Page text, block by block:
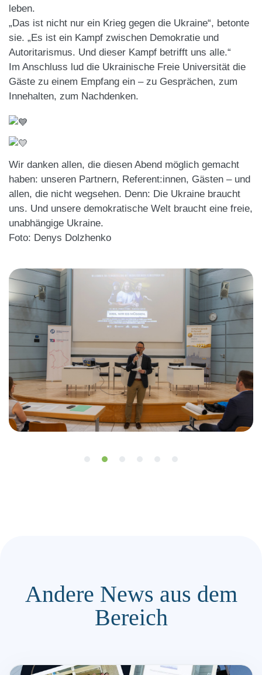
leben.
„Das ist nicht nur ein Krieg gegen die Ukraine“, betonte
sie. „Es ist ein Kampf zwischen Demokratie und
Autoritarismus. Und dieser Kampf betrifft uns alle.“
Im Anschluss lud die Ukrainische Freie Universität die
Gäste zu einem Empfang ein – zu Gesprächen, zum
Innehalten, zum Nachdenken.
Wir danken allen, die diesen Abend möglich gemacht
haben: unseren Partnern, Referent:innen, Gästen – und
allen, die nicht wegsehen. Denn: Die Ukraine braucht
uns. Und unsere demokratische Welt braucht eine freie,
unabhängige Ukraine.
Foto: Denys Dolzhenko
Andere News aus dem
Bereich